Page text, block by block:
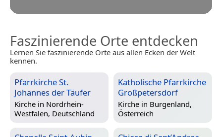
Faszinierende Orte entdecken
Lernen Sie faszinierende Orte aus allen Ecken der Welt
kennen.
Pfarrkirche St.
Johannes der Täufer
Kirche in Nordrhein-
Westfalen, Deutschland
Katholische Pfarrkirche
Großpetersdorf
Kirche in Burgenland,
Österreich